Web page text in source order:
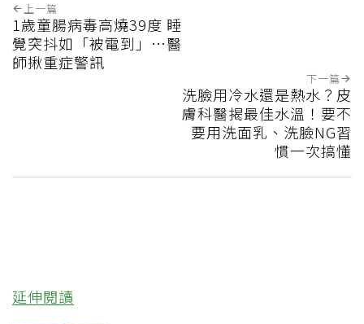
上一篇
1歲童腸病毒高燒39度 睡
覺突抖如「被電到」…醫
師揪重症警訊
下一篇
洗臉用冷水還是熱水？皮
膚科醫揭最佳水溫！要不
要用洗面乳、洗臉NG習
慣一次搞懂
延伸閱讀